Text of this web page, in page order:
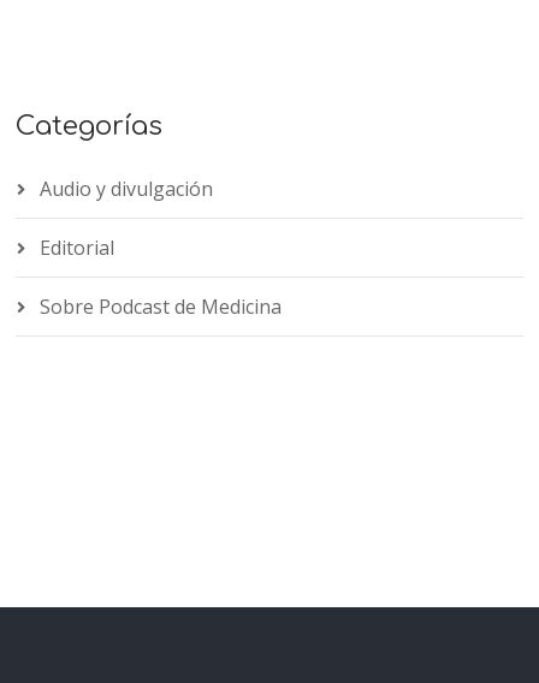
Categorías
Audio y divulgación
Editorial
Sobre Podcast de Medicina